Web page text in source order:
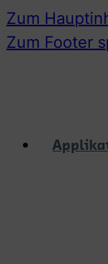
Zum
Zum Footer